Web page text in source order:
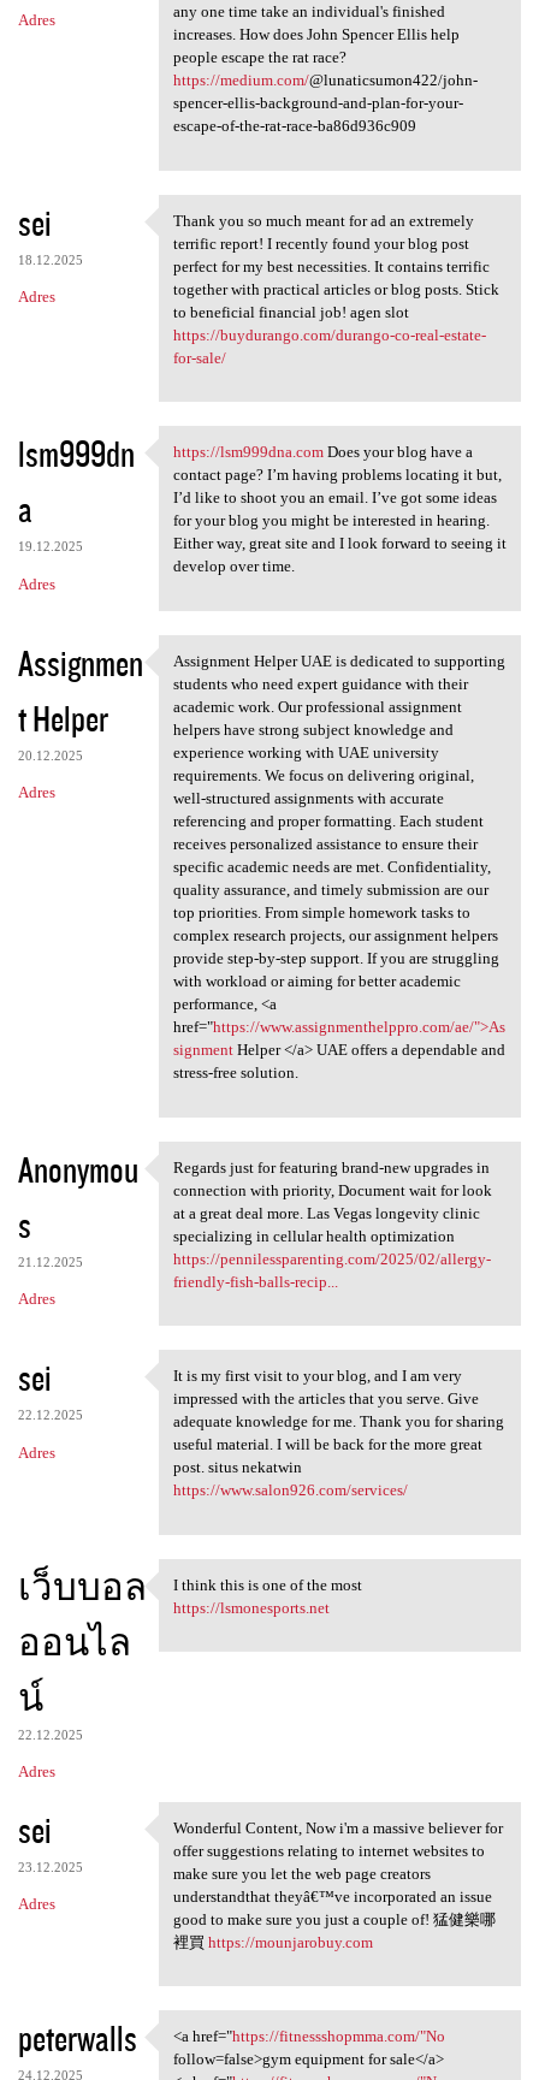
Adres
any one time take an individual's finished
increases. How does John Spencer Ellis help
people escape the rat race?
https://medium.com/@lunaticsumon422/john-
spencer-ellis-background-and-plan-for-your-
escape-of-the-rat-race-ba86d936c909
sei
18.12.2025
Adres
Thank you so much meant for
Thank you so much meant for ad an extremely
terrific report! I recently found your blog post
perfect for my best necessities. It contains terrific
together with practical articles or blog posts. Stick
to beneficial financial job! agen slot
https://buydurango.com/durango-co-real-estate-
for-sale/
lsm999dn
a
19.12.2025
Adres
https://lsm999dna.com Does
https://lsm999dna.comDoes your blog have a
contact page? I’m having problems locating it but,
I’d like to shoot you an email. I’ve got some ideas
for your blog you might be interested in hearing.
Either way, great site and I look forward to seeing it
develop over time.
Assignmen
t Helper
20.12.2025
Adres
Assignment Helper UAE is
Assignment Helper UAE is dedicated to supporting
students who need expert guidance with their
academic work. Our professional assignment
helpers have strong subject knowledge and
experience working with UAE university
requirements. We focus on delivering original,
well-structured assignments with accurate
referencing and proper formatting. Each student
receives personalized assistance to ensure their
specific academic needs are met. Confidentiality,
quality assurance, and timely submission are our
top priorities. From simple homework tasks to
complex research projects, our assignment helpers
provide step-by-step support. If you are struggling
with workload or aiming for better academic
performance, <a
href="https://www.assignmenthelppro.com/ae/">As
signmentHelper </a> UAE offers a dependable and
stress-free solution.
Anonymou
s
21.12.2025
Adres
Regards just for featuring
Regards just for featuring brand-new upgrades in
connection with priority, Document wait for look
at a great deal more. Las Vegas longevity clinic
specializing in cellular health optimization
https://pennilessparenting.com/2025/02/allergy-
friendly-fish-balls-recip...
sei
22.12.2025
Adres
It is my first visit to your
It is my first visit to your blog, and I am very
impressed with the articles that you serve. Give
adequate knowledge for me. Thank you for sharing
useful material. I will be back for the more great
post. situs nekatwin
https://www.salon926.com/services/
เว็บบอล
ออนไล
น์
22.12.2025
Adres
I think this is one of the
I think this is one of the most
https://lsmonesports.net
sei
23.12.2025
Adres
Wonderful Content, Now i'm a
Wonderful Content, Now i'm a massive believer for
offer suggestions relating to internet websites to
make sure you let the web page creators
understandthat theyâ€™ve incorporated an issue
good to make sure you just a couple of! 猛健樂哪
裡買 https://mounjarobuy.com
peterwalls
24.12.2025
<a href="https:/
<a href="https://fitnessshopmma.com/"No
follow=false>gym equipment for sale</a>